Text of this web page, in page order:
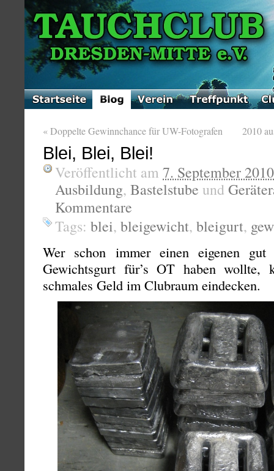
«Doppelte Gewinnchance für UW-Fotografen 2010
Blei, Blei, Blei!
Veröffentlicht am 7. September 2010
Ausbildung, Bastelstube und
Kommentare
Tags: blei, bleigewicht, bleigurt,
Wer schon immer einen eigenen
Gewichtsgurt für’s OT haben
schmales Geld im Clubraum eindecken.